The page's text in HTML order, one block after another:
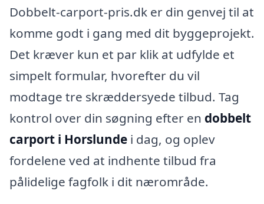
Dobbelt-carport-pris.dk er din genvej til at
komme godt i gang med dit byggeprojekt.
Det kræver kun et par klik at udfylde et
simpelt formular, hvorefter du vil
modtage tre skræddersyede tilbud. Tag
kontrol over din søgning efter en dobbelt
carport i Horslunde i dag, og oplev
fordelene ved at indhente tilbud fra
pålidelige fagfolk i dit nærområde.